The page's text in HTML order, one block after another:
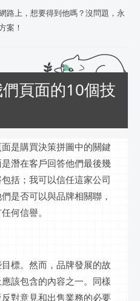
路上，想要得到他嗎？沒問題，永
案！
頁面的10個技
是購買決策拼圖中的關鍵
潛在客戶回答他們最後幾
括；我可以信任這家公司
是否可以與品牌相關聯，
何信譽。
標。然而，品牌發展的故
該包含的內容之一。同樣
對意見和出售業務的必要